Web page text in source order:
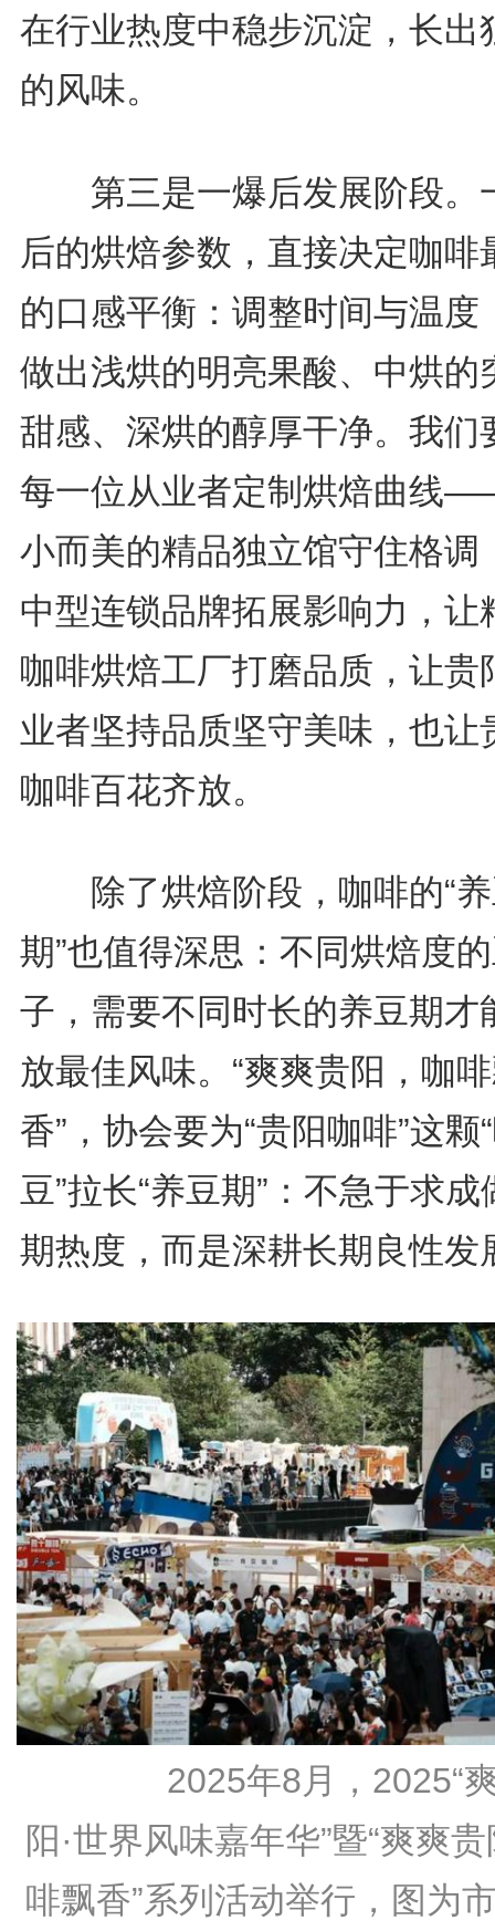
在行业热度中稳步沉淀，长出
的风味。
第三是一爆后发展阶段。
后的烘焙参数，直接决定咖啡
的口感平衡：调整时间与温度
做出浅烘的明亮果酸、中烘的
甜感、深烘的醇厚干净。我们
每一位从业者定制烘焙曲线
小而美的精品独立馆守住格调
中型连锁品牌拓展影响力，让
咖啡烘焙工厂打磨品质，让贵
业者坚持品质坚守美味，也让
咖啡百花齐放。
除了烘焙阶段，咖啡的“
期”也值得深思：不同烘焙度
子，需要不同时长的养豆期才
放最佳风味。“爽爽贵阳，咖
香”，协会要为“贵阳咖啡”这颗
豆”拉长“养豆期”：不急于求成
期热度，而是深耕长期良性发
2025年8月，2025“
阳·世界风味嘉年华”暨“爽爽贵
啡飘香”系列活动举行，图为